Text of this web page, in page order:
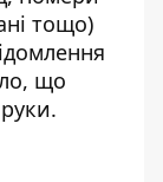
тощо)
що